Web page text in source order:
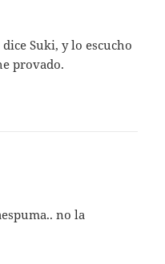
Suki, y lo escucho
provado.
no la